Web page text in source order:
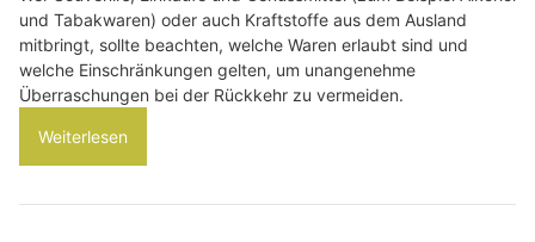
und Tabakwaren) oder auch Kraftstoffe aus dem Ausland
mitbringt, sollte beachten, welche Waren erlaubt sind und
welche Einschränkungen gelten, um unangenehme
Überraschungen bei der Rückkehr zu vermeiden.
Weiterlesen